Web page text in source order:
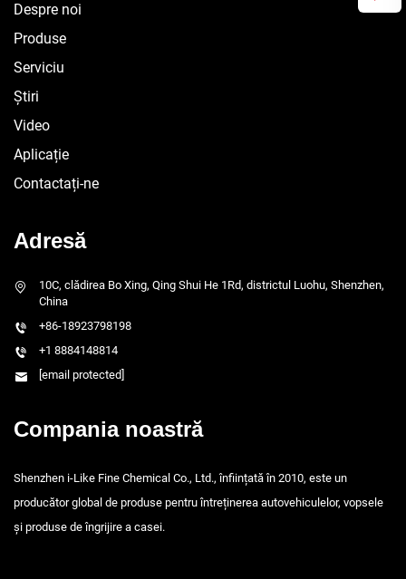
Despre noi
Produse
Serviciu
Știri
Video
Aplicație
Contactați-ne
Adresă
10C, clădirea Bo Xing, Qing Shui He 1Rd, districtul Luohu, Shenzhen,
China
+86-18923798198
+1 8884148814
[email protected]
Compania noastră
Shenzhen i-Like Fine Chemical Co., Ltd., înființată în 2010, este un
producător global de produse pentru întreținerea autovehiculelor, vopsele
și produse de îngrijire a casei.